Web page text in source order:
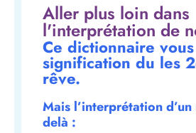
Aller plus loin dans
l'interprétation de
Ce dictionnaire
signification du les
rêve.
Mais l’interprétation
delà :